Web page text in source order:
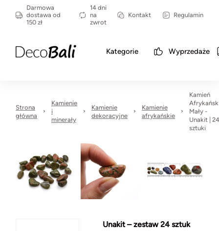
Darmowa
dostawa od
150 zł
14 dni
na
zwrot
Kontakt Regulamin
Kategorie Wyprzedaże
Strona
główna
Kamienie
i
minerały
Kamienie
dekoracyjne
Kamienie
afrykańskie
Kamień
Mały -
Unakit | 24
sztuki
Unakit – zestaw 24 sztuk